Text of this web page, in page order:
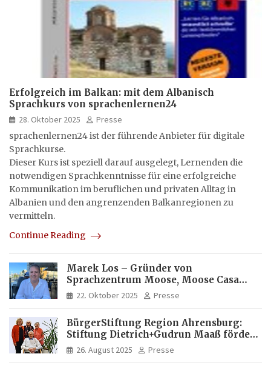
Erfolgreich im Balkan: mit dem Albanisch
Sprachkurs von sprachenlernen24
28. Oktober 2025
Presse
sprachenlernen24 ist der führende Anbieter für digitale
Sprachkurse.
Dieser Kurs ist speziell darauf ausgelegt, Lernenden die
notwendigen Sprachkenntnisse für eine erfolgreiche
Kommunikation im beruflichen und privaten Alltag in
Albanien und den angrenzenden Balkanregionen zu
vermitteln.
Continue Reading
Marek Los – Gründer von
Sprachzentrum Moose, Moose Casa
Italia und Apartamento Brasil |
22. Oktober 2025 Presse
BürgerStiftung Region Ahrensburg:
Stiftung Dietrich+Gudrun Maaß fördert
Deutschkenntnisse von Frauen
26. August 2025 Presse